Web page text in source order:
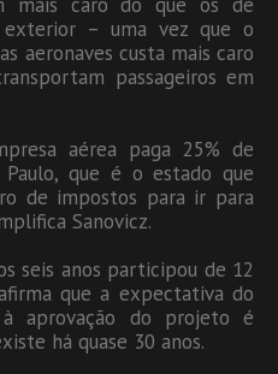
– uma vez que o
aeronaves custa mais caro
passageiros em
aérea paga 25% de
que é o estado que
de impostos para ir para
Sanovicz.
seis anos participou de 12
que a expectativa do
aprovação do projeto é
há quase 30 anos.